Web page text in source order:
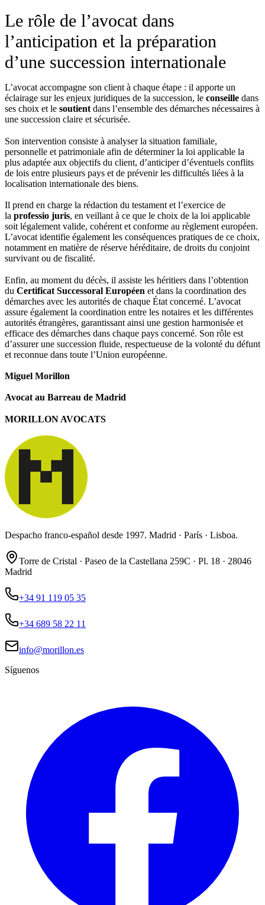
Le rôle de l’avocat dans
l’anticipation et la préparation
d’une succession internationale
L’avocat accompagne son client à chaque étape : il apporte un
éclairage sur les enjeux juridiques de la succession, le conseille dans
ses choix et le soutient dans l’ensemble des démarches nécessaires à
une succession claire et sécurisée.
Son intervention consiste à analyser la situation familiale,
personnelle et patrimoniale afin de déterminer la loi applicable la
plus adaptée aux objectifs du client, d’anticiper d’éventuels conflits
de lois entre plusieurs pays et de prévenir les difficultés liées à la
localisation internationale des biens.
Il prend en charge la rédaction du testament et l’exercice de
la professio juris, en veillant à ce que le choix de la loi applicable
soit légalement valide, cohérent et conforme au règlement européen.
L’avocat identifie également les conséquences pratiques de ce choix,
notamment en matière de réserve héréditaire, de droits du conjoint
survivant ou de fiscalité.
Enfin, au moment du décès, il assiste les héritiers dans l’obtention
du Certificat Successoral Européen et dans la coordination des
démarches avec les autorités de chaque État concerné. L’avocat
assure également la coordination entre les notaires et les différentes
autorités étrangères, garantissant ainsi une gestion harmonisée et
efficace des démarches dans chaque pays concerné. Son rôle est
d’assurer une succession fluide, respectueuse de la volonté du défunt
et reconnue dans toute l’Union européenne.
Miguel Morillon
Avocat au Barreau de Madrid
MORILLON AVOCATS
Despacho franco-español desde 1997. Madrid · París · Lisboa.
Torre de Cristal · Paseo de la Castellana 259C · Pl. 18 · 28046
Madrid
+34 91 119 05 35
+34 689 58 22 11
info@morillon.es
Síguenos